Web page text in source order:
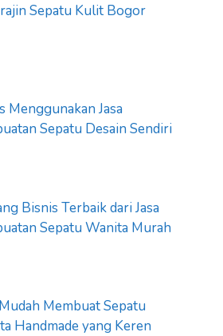
Sepatu Kulit Bogor
Menggunakan Jasa
Sepatu Desain Sendiri
Bisnis Terbaik dari Jasa
Sepatu Wanita Murah
Membuat Sepatu
Handmade yang Keren